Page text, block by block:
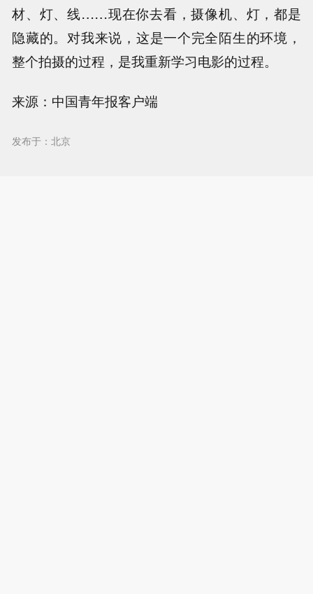
材、灯、线……现在你去看，摄像机、灯，都是
隐藏的。对我来说，这是一个完全陌生的环境，
整个拍摄的过程，是我重新学习电影的过程。
来源：中国青年报客户端
发布于：北京